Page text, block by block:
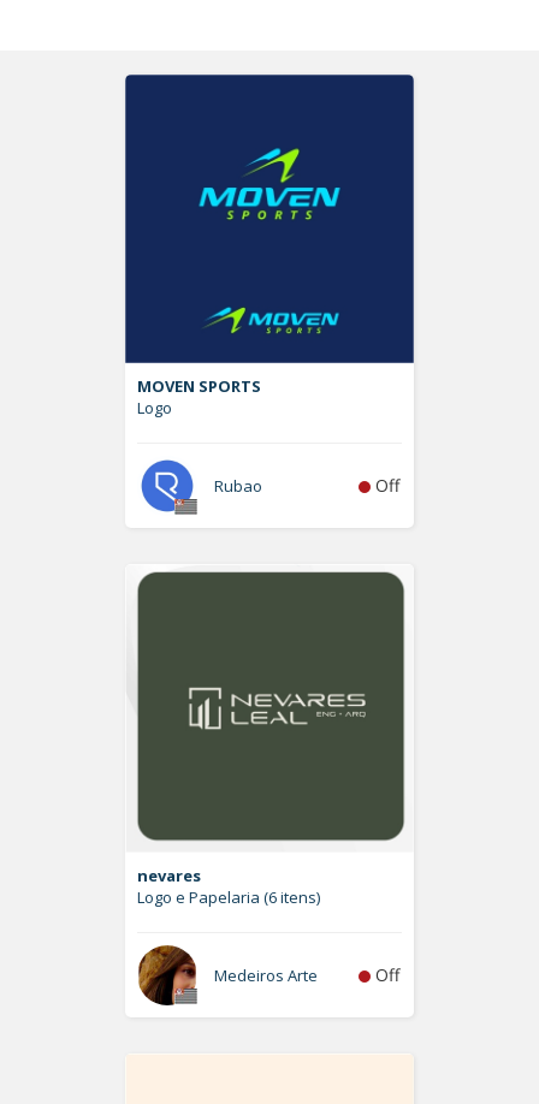
MOVEN SPORTS
Logo
Rubao Off
nevares
Logo e Papelaria (6 itens)
Medeiros Arte Off